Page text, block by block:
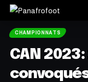
CHAMPIONNATS
CAN